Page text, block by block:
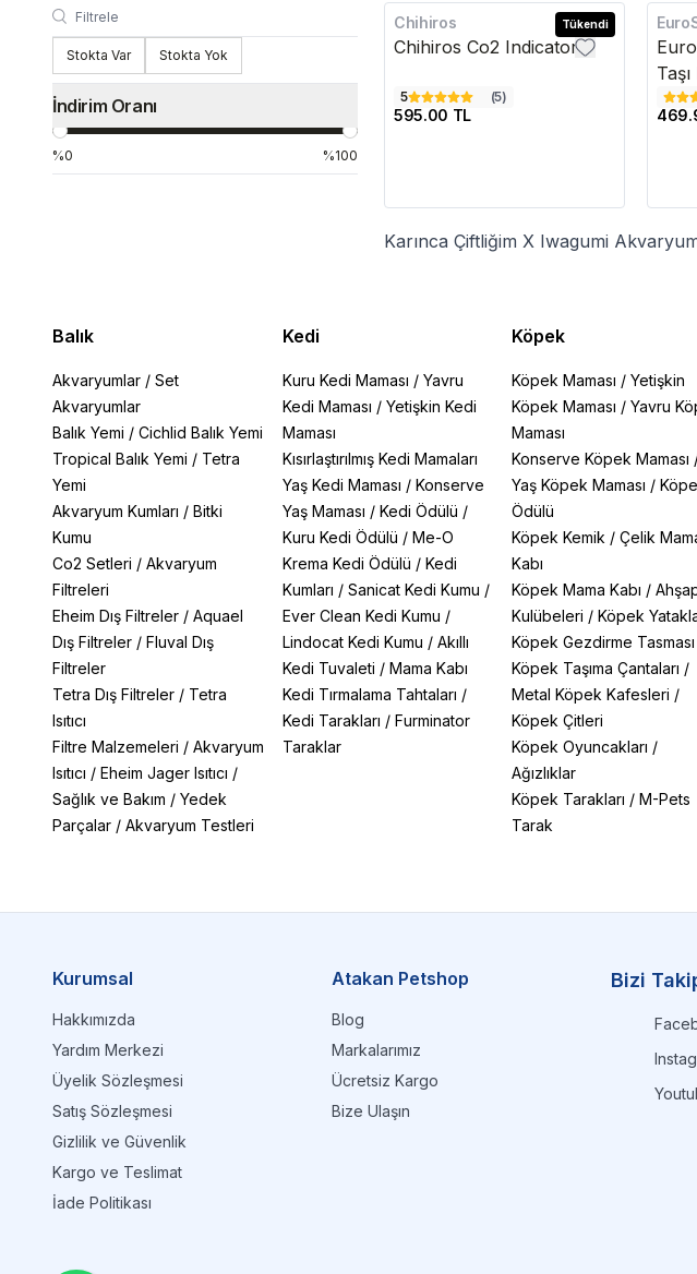
Stokta Var Stokta Yok
İndirim Oranı
%0 %100
Tükendi
Chihiros
Chihiros Co2 Indicator
5 (5)
595.00 TL
Karınca Çiftliğim X Iwagumi
Balık
Akvaryumlar / Set
Akvaryumlar
Balık Yemi / Cichlid Balık Yemi
Tropical Balık Yemi / Tetra
Yemi
Akvaryum Kumları / Bitki
Kumu
Co2 Setleri / Akvaryum
Filtreleri
Eheim Dış Filtreler / Aquael
Dış Filtreler / Fluval Dış
Filtreler
Tetra Dış Filtreler / Tetra
Isıtıcı
Filtre Malzemeleri / Akvaryum
Isıtıcı / Eheim Jager Isıtıcı /
Sağlık ve Bakım / Yedek
Parçalar / Akvaryum Testleri
Kedi
Kuru Kedi Maması / Yavru
Kedi Maması / Yetişkin Kedi
Maması
Kısırlaştırılmış Kedi Mamaları
Yaş Kedi Maması / Konserve
Yaş Maması / Kedi Ödülü /
Kuru Kedi Ödülü / Me-O
Krema Kedi Ödülü / Kedi
Kumları / Sanicat Kedi Kumu /
Ever Clean Kedi Kumu /
Lindocat Kedi Kumu / Akıllı
Kedi Tuvaleti / Mama Kabı
Kedi Tırmalama Tahtaları /
Kedi Tarakları / Furminator
Taraklar
Köpek
Köpek Maması /Yetişkin
Köpek Maması /Yavru
Maması
Konserve Köpek Maması
Yaş Köpek Maması /
Ödülü
Köpek Kemik /Çelik
Kabı
Köpek Mama Kabı /
Kulübeleri /Köpek
Köpek Gezdirme Tasması
Köpek Taşıma Çantaları /
Metal Köpek Kafesleri /
Köpek Çitleri
Köpek Oyuncakları /
Ağızlıklar
Köpek Tarakları /M-Pets
Tarak
Kurumsal
Hakkımızda
Yardım Merkezi
Üyelik Sözleşmesi
Satış Sözleşmesi
Gizlilik ve Güvenlik
Kargo ve Teslimat
İade Politikası
Atakan Petshop
Blog
Markalarımız
Ücretsiz Kargo
Bize Ulaşın
Bizi